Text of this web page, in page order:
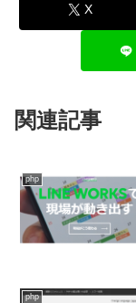
X
関連記事
php
php